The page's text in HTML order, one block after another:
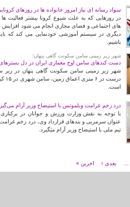
سواد رسانه ای نیاز امروز خانواده ها در روزهای
در روزهایی که به علت شیوع کرونا بیشتر فعالیت
های اجتماعی و فضای مجازی انجام می شود افزایش
دیگری در سیستم آموزشی خودنمایی می کند که
باشیم.
شهر زیر زمینی سامن سکونت گاهی پنهان؛
دست کندهای سامن اوج معماری ایران در دل بسترهای
شهر زیر زمینی سامن سکونت گاهی پنهان در
است.
درد زخم غرامت ویلموتس با استیضاح وزیر آرام
با توجه به نقش وزارت ورزش و جوانان در
تیم ملی با استیضاح وزیر آرام میَگیرد.
بعدی › اخرین »